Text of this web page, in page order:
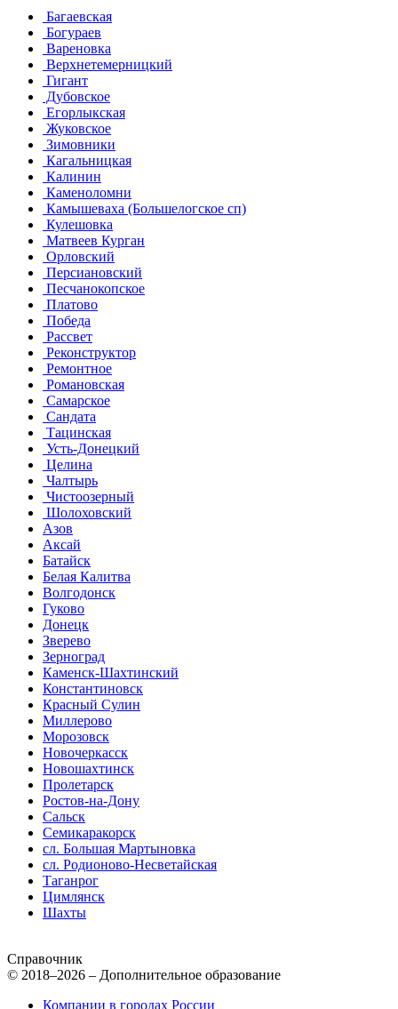
Багаевская
Богураев
Вареновка
Верхнетемерницкий
Гигант
Дубовское
Егорлыкская
Жуковское
Зимовники
Кагальницкая
Калинин
Каменоломни
Камышеваха (Большелогское сп)
Кулешовка
Матвеев Курган
Орловский
Персиановский
Песчанокопское
Платово
Победа
Рассвет
Реконструктор
Ремонтное
Романовская
Самарское
Сандата
Тацинская
Усть-Донецкий
Целина
Чалтырь
Чистоозерный
Шолоховский
Азов
Аксай
Батайск
Белая Калитва
Волгодонск
Гуково
Донецк
Зверево
Зерноград
Каменск-Шахтинский
Константиновск
Красный Сулин
Миллерово
Морозовск
Новочеркасск
Новошахтинск
Пролетарск
Ростов-на-Дону
Сальск
Семикаракорск
сл. Большая Мартыновка
сл. Родионово-Несветайская
Таганрог
Цимлянск
Шахты
Справочник
© 2018–2026 – Дополнительное образование
Компании в городах России